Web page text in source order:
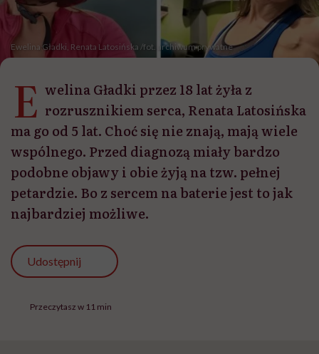
Ewelina Gładki, Renata Latosińska /fot. archiwum prywatne
E welina Gładki przez 18 lat żyła z
rozrusznikiem serca, Renata Latosińska
ma go od 5 lat. Choć się nie znają, mają wiele
wspólnego. Przed diagnozą miały bardzo
podobne objawy i obie żyją na tzw. pełnej
petardzie. Bo z sercem na baterie jest to jak
najbardziej możliwe.
Udostępnij
Przeczytasz w 11 min